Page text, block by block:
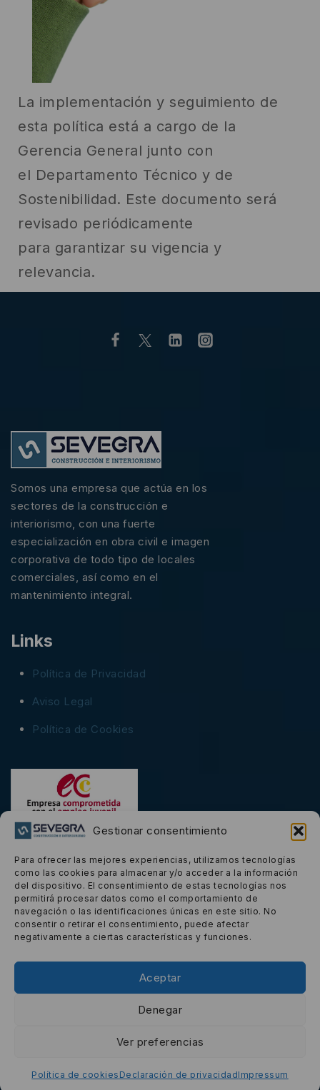
Gestionar consentimiento
Para ofrecer las mejores experiencias, utilizamos tecnologías
como las cookies para almacenar y/o acceder a la información
del dispositivo. El consentimiento de estas tecnologías nos
permitirá procesar datos como el comportamiento de
navegación o las identificaciones únicas en este sitio. No
consentir o retirar el consentimiento, puede afectar
negativamente a ciertas características y funciones.
Aceptar
Denegar
Ver preferencias
Política de cookies Declaración de privacidadImpressum
La implementación y seguimiento de
esta política está a cargo de la
Gerencia General junto con
el Departamento Técnico y de
Sostenibilidad. Este documento será
revisado periódicamente
para garantizar su vigencia y
relevancia.
Somos una empresa que actúa en los
sectores de la construcción e
interiorismo, con una fuerte
especialización en obra civil e imagen
corporativa de todo tipo de locales
comerciales, así como en el
mantenimiento integral.
Links
Política de Privacidad
Aviso Legal
Política de Cookies
Carta De Presentación